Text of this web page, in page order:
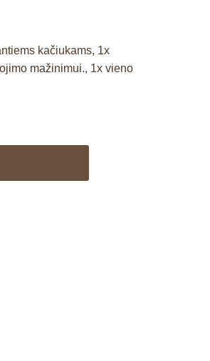
kačiukams, 1x
mažinimui., 1x vieno